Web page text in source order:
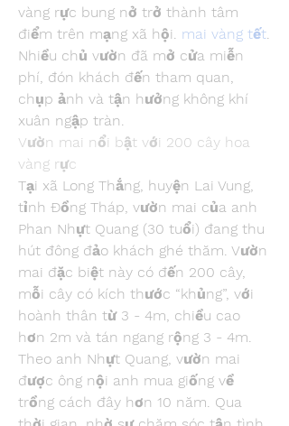
vàng rực bung nở trở thành tâm
điểm trên mạng xã hội. mai vàng tết.
Nhiều chủ vườn đã mở cửa miễn
phí, đón khách đến tham quan,
chụp ảnh và tận hưởng không khí
xuân ngập tràn.
Vườn mai nổi bật với 200 cây hoa
vàng rực
Tại xã Long Thắng, huyện Lai Vung,
tỉnh Đồng Tháp, vườn mai của anh
Phan Nhựt Quang (30 tuổi) đang thu
hút đông đảo khách ghé thăm. Vườn
mai đặc biệt này có đến 200 cây,
mỗi cây có kích thước “khủng”, với
hoành thân từ 3 - 4m, chiều cao
hơn 2m và tán ngang rộng 3 - 4m.
Theo anh Nhựt Quang, vườn mai
được ông nội anh mua giống về
trồng cách đây hơn 10 năm. Qua